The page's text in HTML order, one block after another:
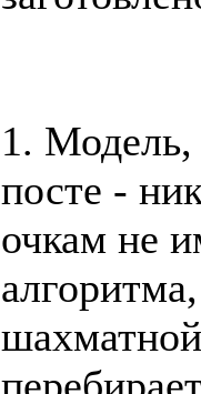
1.
посте -
очкам не